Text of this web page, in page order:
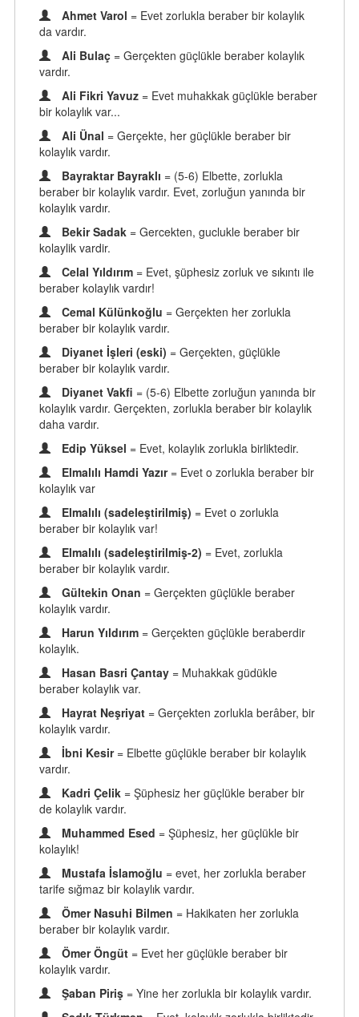
Ahmet Varol = Evet zorlukla beraber bir kolaylık
da vardır.
Ali Bulaç = Gerçekten güçlükle beraber kolaylık
vardır.
Ali Fikri Yavuz = Evet muhakkak güçlükle beraber
bir kolaylık var...
Ali Ünal = Gerçekte, her güçlükle beraber bir
kolaylık vardır.
Bayraktar Bayraklı = (5-6) Elbette, zorlukla
beraber bir kolaylık vardır. Evet, zorluğun yanında bir
kolaylık vardır.
Bekir Sadak = Gercekten, guclukle beraber bir
kolaylik vardir.
Celal Yıldırım = Evet, şüphesiz zorluk ve sıkıntı ile
beraber kolaylık vardır!
Cemal Külünkoğlu = Gerçekten her zorlukla
beraber bir kolaylık vardır.
Diyanet İşleri (eski) = Gerçekten, güçlükle
beraber bir kolaylık vardır.
Diyanet Vakfi = (5-6) Elbette zorluğun yanında bir
kolaylık vardır. Gerçekten, zorlukla beraber bir kolaylık
daha vardır.
Edip Yüksel = Evet, kolaylık zorlukla birliktedir.
Elmalılı Hamdi Yazır = Evet o zorlukla beraber bir
kolaylık var
Elmalılı (sadeleştirilmiş) = Evet o zorlukla
beraber bir kolaylık var!
Elmalılı (sadeleştirilmiş-2) = Evet, zorlukla
beraber bir kolaylık vardır.
Gültekin Onan = Gerçekten güçlükle beraber
kolaylık vardır.
Harun Yıldırım = Gerçekten güçlükle beraberdir
kolaylık.
Hasan Basri Çantay = Muhakkak güdükle
beraber kolaylık var.
Hayrat Neşriyat = Gerçekten zorlukla berâber, bir
kolaylık vardır.
İbni Kesir = Elbette güçlükle beraber bir kolaylık
vardır.
Kadri Çelik = Şüphesiz her güçlükle beraber bir
de kolaylık vardır.
Muhammed Esed = Şüphesiz, her güçlükle bir
kolaylık!
Mustafa İslamoğlu = evet, her zorlukla beraber
tarife sığmaz bir kolaylık vardır.
Ömer Nasuhi Bilmen = Hakikaten her zorlukla
beraber bir kolaylık vardır.
Ömer Öngüt = Evet her güçlükle beraber bir
kolaylık vardır.
Şaban Piriş = Yine her zorlukla bir kolaylık vardır.